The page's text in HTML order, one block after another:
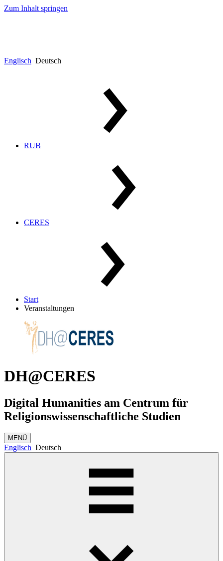
Zum Inhalt springen
Englisch Deutsch
RUB
CERES
Start
Veranstaltungen
DH@CERES
Digital Humanities am Centrum für
Religionswissenschaftliche Studien
MENÜ
Englisch Deutsch